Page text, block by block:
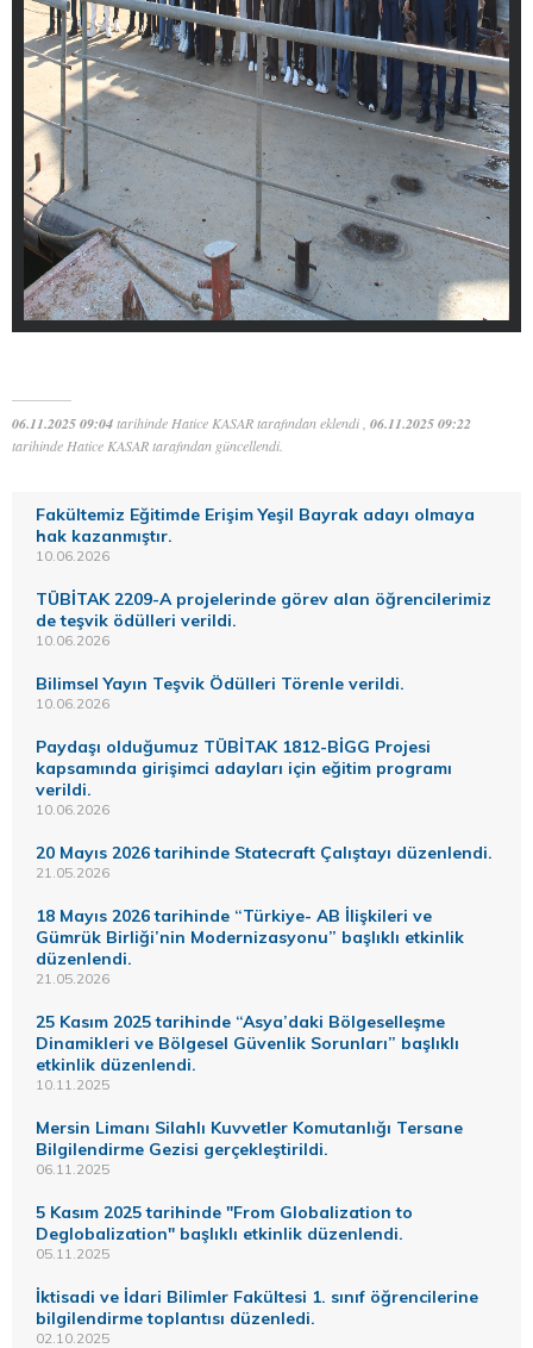
06.11.2025 09:04tarihinde Hatice KASAR tarafından eklendi , 06.11.2025 09:22
tarihinde Hatice KASAR tarafından güncellendi.
Fakültemiz Eğitimde Erişim Yeşil Bayrak adayı olmaya
hak kazanmıştır.
10.06.2026
TÜBİTAK 2209-A projelerinde görev alan öğrencilerimiz
de teşvik ödülleri verildi.
10.06.2026
Bilimsel Yayın Teşvik Ödülleri Törenle verildi.
10.06.2026
Paydaşı olduğumuz TÜBİTAK 1812-BİGG Projesi
kapsamında girişimci adayları için eğitim programı
verildi.
10.06.2026
20 Mayıs 2026 tarihinde Statecraft Çalıştayı düzenlendi.
21.05.2026
18 Mayıs 2026 tarihinde “Türkiye- AB İlişkileri ve
Gümrük Birliği’nin Modernizasyonu” başlıklı etkinlik
düzenlendi.
21.05.2026
25 Kasım 2025 tarihinde “Asya’daki Bölgeselleşme
Dinamikleri ve Bölgesel Güvenlik Sorunları” başlıklı
etkinlik düzenlendi.
10.11.2025
Mersin Limanı Silahlı Kuvvetler Komutanlığı Tersane
Bilgilendirme Gezisi gerçekleştirildi.
06.11.2025
5 Kasım 2025 tarihinde "From Globalization to
Deglobalization" başlıklı etkinlik düzenlendi.
05.11.2025
İktisadi ve İdari Bilimler Fakültesi 1. sınıf öğrencilerine
bilgilendirme toplantısı düzenledi.
02.10.2025